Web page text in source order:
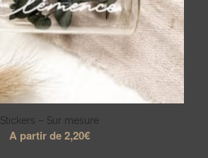
Stickers – Sur mesure
A partir de2,20€